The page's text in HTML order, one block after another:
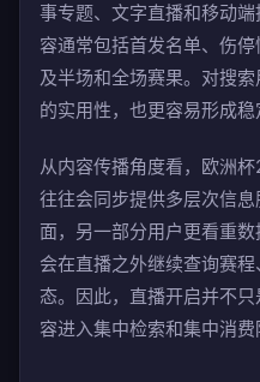
事专题、文字直播和移动
容通常包括首发名单、伤
及半场和全场赛果。对搜
的实用性，也更容易形成稳
从内容传播角度看，欧洲
往往会同步提供多层次信
面，另一部分用户更看重
会在直播之外继续查询赛
态。因此，直播开启并不
容进入集中检索和集中消费